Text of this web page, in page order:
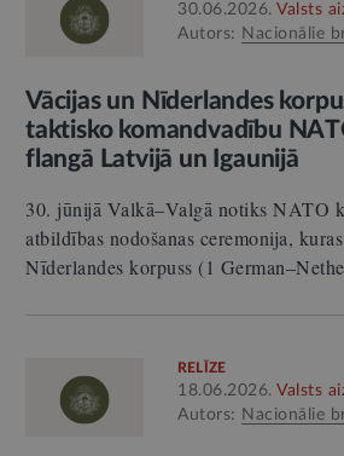
30.06.2026. Valsts
Autors: Nacionālie
Vācijas un Nīderlandes
taktisko komandvadību
flangā Latvijā un Igaunijā
30. jūnijā Valkā–Valgā notiks NATO
atbildības nodošanas ceremonija,
Nīderlandes korpuss (1
RELĪZE
18.06.2026. Valsts
Autors: Nacionālie